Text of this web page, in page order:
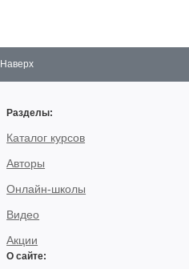
Наверх
Разделы:
Каталог курсов
Авторы
Онлайн-школы
Видео
Акции
О сайте: